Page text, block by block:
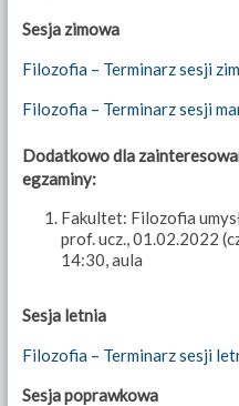
Sesja zimowa
Filozofia – Terminarz sesji
Filozofia – Terminarz sesji
Dodatkowo dla
egzaminy:
Fakultet: Filozofia
prof. ucz., 01.02.2022
14:30, aula
Sesja letnia
Filozofia – Terminarz sesji
Sesja poprawkowa